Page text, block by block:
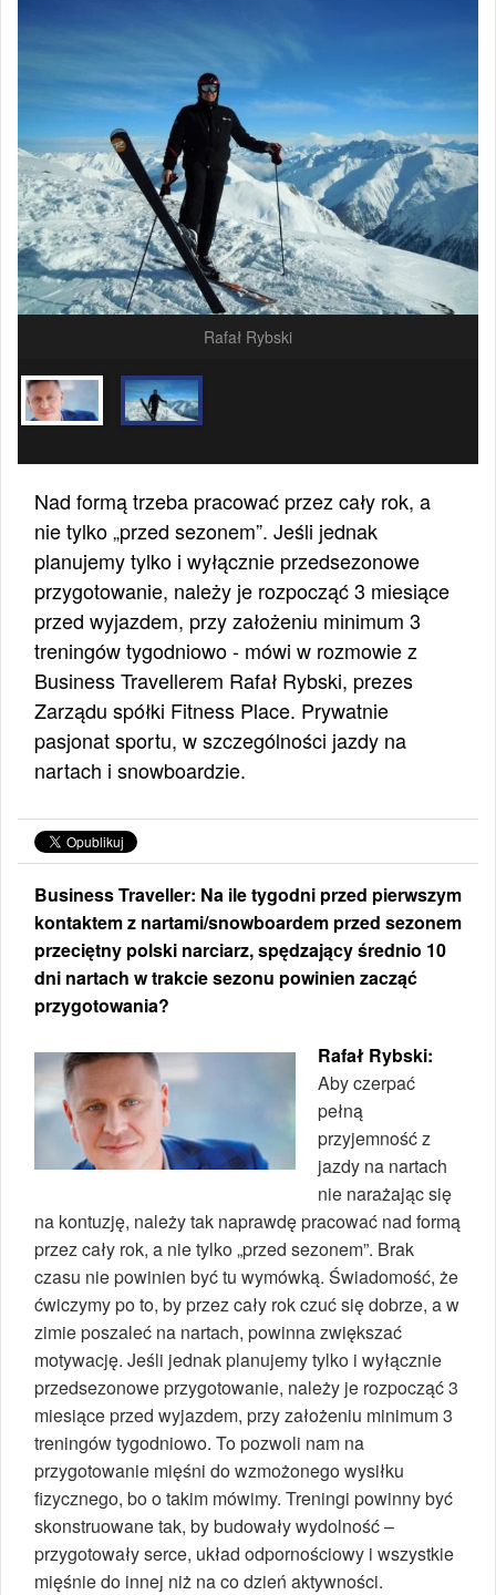
Rafał Rybski
Nad formą trzeba pracować przez cały rok, a
nie tylko „przed sezonem”. Jeśli jednak
planujemy tylko i wyłącznie przedsezonowe
przygotowanie, należy je rozpocząć 3 miesiące
przed wyjazdem, przy założeniu minimum 3
treningów tygodniowo - mówi w rozmowie z
Business Travellerem Rafał Rybski, prezes
Zarządu spółki Fitness Place. Prywatnie
pasjonat sportu, w szczególności jazdy na
nartach i snowboardzie.
Business Traveller: Na ile tygodni przed pierwszym
kontaktem z nartami/snowboardem przed sezonem
przeciętny polski narciarz, spędzający średnio 10
dni nartach w trakcie sezonu powinien zacząć
przygotowania?
Rafał Rybski:
Aby czerpać
pełną
przyjemność z
jazdy na nartach
nie narażając się
na kontuzję, należy tak naprawdę pracować nad formą
przez cały rok, a nie tylko „przed sezonem”. Brak
czasu nie powinien być tu wymówką. Świadomość, że
ćwiczymy po to, by przez cały rok czuć się dobrze, a w
zimie poszaleć na nartach, powinna zwiększać
motywację. Jeśli jednak planujemy tylko i wyłącznie
przedsezonowe przygotowanie, należy je rozpocząć 3
miesiące przed wyjazdem, przy założeniu minimum 3
treningów tygodniowo. To pozwoli nam na
przygotowanie mięśni do wzmożonego wysiłku
fizycznego, bo o takim mówimy. Treningi powinny być
skonstruowane tak, by budowały wydolność –
przygotowały serce, układ odpornościowy i wszystkie
mięśnie do innej niż na co dzień aktywności.